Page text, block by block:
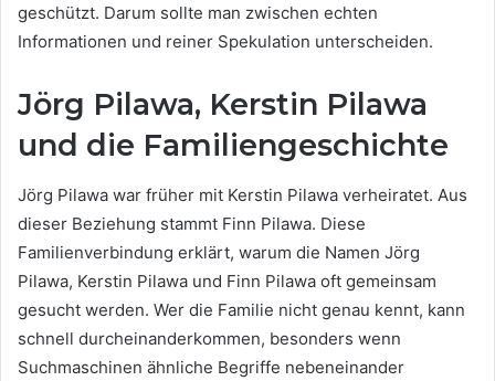
geschützt. Darum sollte man zwischen echten
Informationen und reiner Spekulation unterscheiden.
Jörg Pilawa, Kerstin Pilawa
und die Familiengeschichte
Jörg Pilawa war früher mit Kerstin Pilawa verheiratet. Aus
dieser Beziehung stammt Finn Pilawa. Diese
Familienverbindung erklärt, warum die Namen Jörg
Pilawa, Kerstin Pilawa und Finn Pilawa oft gemeinsam
gesucht werden. Wer die Familie nicht genau kennt, kann
schnell durcheinanderkommen, besonders wenn
Suchmaschinen ähnliche Begriffe nebeneinander